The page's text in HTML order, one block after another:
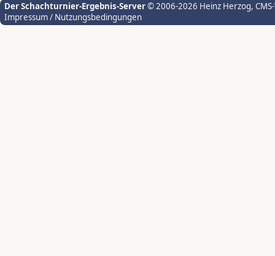
Der Schachturnier-Ergebnis-Server© 2006-2026 Heinz Herzog,
Impressum / Nutzungsbedingungen